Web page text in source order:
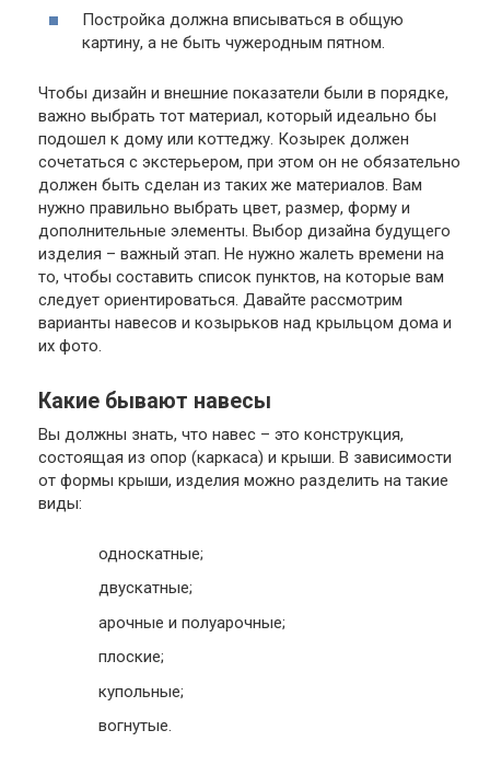
Постройка должна вписываться в общую
картину, а не быть чужеродным пятном.
Чтобы дизайн и внешние показатели были в порядке,
важно выбрать тот материал, который идеально бы
подошел к дому или коттеджу. Козырек должен
сочетаться с экстерьером, при этом он не обязательно
должен быть сделан из таких же материалов. Вам
нужно правильно выбрать цвет, размер, форму и
дополнительные элементы. Выбор дизайна будущего
изделия – важный этап. Не нужно жалеть времени на
то, чтобы составить список пунктов, на которые вам
следует ориентироваться. Давайте рассмотрим
варианты навесов и козырьков над крыльцом дома и
их фото.
Какие бывают навесы
Вы должны знать, что навес – это конструкция,
состоящая из опор (каркаса) и крыши. В зависимости
от формы крыши, изделия можно разделить на такие
виды:
односкатные;
двускатные;
арочные и полуарочные;
плоские;
купольные;
вогнутые.